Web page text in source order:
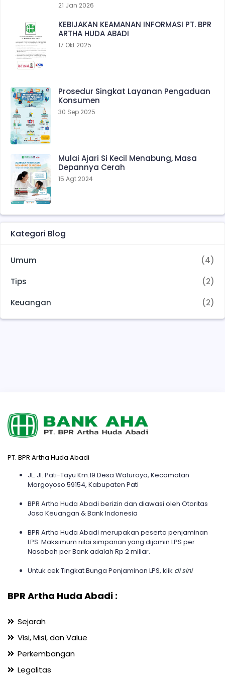
21 Jan 2026
KEBIJAKAN KEAMANAN INFORMASI PT. BPR
ARTHA HUDA ABADI
17 Okt 2025
Prosedur Singkat Layanan Pengaduan
Konsumen
30 Sep 2025
Mulai Ajari Si Kecil Menabung, Masa
Depannya Cerah
15 Agt 2024
Kategori Blog
Umum
(4)
Tips
(2)
Keuangan
(2)
PT. BPR Artha Huda Abadi
JL. Jl. Pati-Tayu Km.19 Desa Waturoyo, Kecamatan
Margoyoso 59154, Kabupaten Pati
BPR Artha Huda Abadi berizin dan diawasi oleh Otoritas
Jasa Keuangan & Bank Indonesia
BPR Artha Huda Abadi merupakan peserta penjaminan
LPS. Maksimum nilai simpanan yang dijamin LPS per
Nasabah per Bank adalah Rp 2 miliar.
Untuk cek Tingkat Bunga Penjaminan LPS, klik di sini
BPR Artha Huda Abadi :
Sejarah
Visi, Misi, dan Value
Perkembangan
Legalitas